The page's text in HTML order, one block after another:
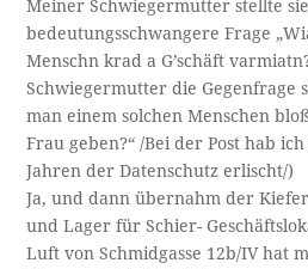
Meiner Schwiegermutter stellte
bedeutungsschwangere Frage
Menschn krad a G’schäft
Schwiegermutter die Gegenfrage
man einem solchen Menschen
Frau geben?“ /Bei der Post hab
Jahren der Datenschutz erlischt/)
Ja, und dann übernahm der
und Lager für Schier-
Luft von Schmidgasse 12b/IV hat